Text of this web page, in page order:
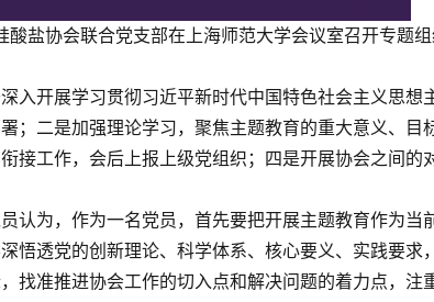
酸盐协会联合党支部在上海师范大学会议室召开专题
入开展学习贯彻习近平新时代中国特色社会主义思想
；二是加强理论学习，聚焦主题教育的重大意义、目
接工作，会后上报上级党组织；四是开展协会之间的
认为，作为一名党员，首先要把开展主题教育作为当
悟透党的创新理论、科学体系、核心要义、实践要求
找准推进协会工作的切入点和解决问题的着力点，注